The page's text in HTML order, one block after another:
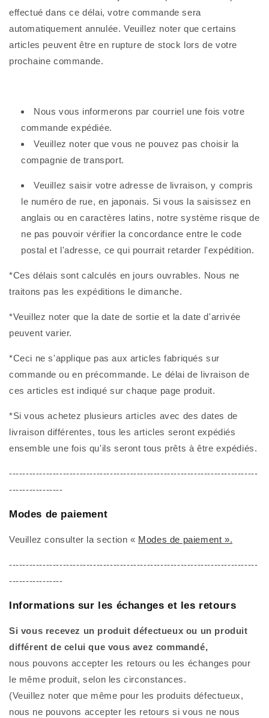
effectué dans ce délai, votre commande sera
automatiquement annulée. Veuillez noter que certains
articles peuvent être en rupture de stock lors de votre
prochaine commande.
Nous vous informerons par courriel une fois votre
commande expédiée.
Veuillez noter que vous ne pouvez pas choisir la
compagnie de transport.
Veuillez saisir votre adresse de livraison, y compris
le numéro de rue, en japonais. Si vous la saisissez en
anglais ou en caractères latins, notre système risque de
ne pas pouvoir vérifier la concordance entre le code
postal et l'adresse, ce qui pourrait retarder l'expédition.
*Ces délais sont calculés en jours ouvrables. Nous ne
traitons pas les expéditions le dimanche.
*Veuillez noter que la date de sortie et la date d'arrivée
peuvent varier.
*Ceci ne s'applique pas aux articles fabriqués sur
commande ou en précommande. Le délai de livraison de
ces articles est indiqué sur chaque page produit.
*Si vous achetez plusieurs articles avec des dates de
livraison différentes, tous les articles seront expédiés
ensemble une fois qu'ils seront tous prêts à être expédiés.
--------------------------------------------------------------------------
----------------
Modes de paiement
Veuillez consulter la section « Modes de paiement ».
--------------------------------------------------------------------------
----------------
Informations sur les échanges et les retours
Si vous recevez un produit défectueux ou un produit
différent de celui que vous avez commandé,
nous pouvons accepter les retours ou les échanges pour
le même produit, selon les circonstances.
(Veuillez noter que même pour les produits défectueux,
nous ne pouvons accepter les retours si vous ne nous